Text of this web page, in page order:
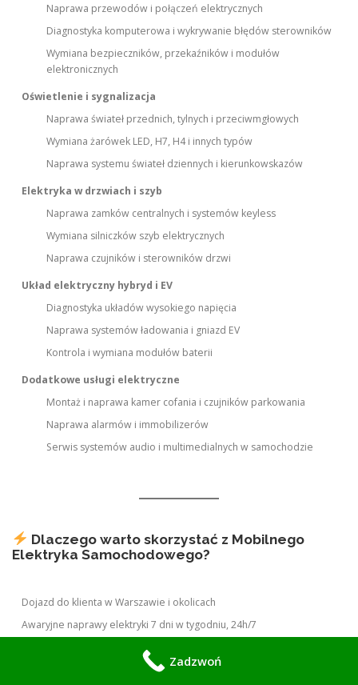
Naprawa przewodów i połączeń elektrycznych
Diagnostyka komputerowa i wykrywanie błędów sterowników
Wymiana bezpieczników, przekaźników i modułów
elektronicznych
Oświetlenie i sygnalizacja
Naprawa świateł przednich, tylnych i przeciwmgłowych
Wymiana żarówek LED, H7, H4 i innych typów
Naprawa systemu świateł dziennych i kierunkowskazów
Elektryka w drzwiach i szyb
Naprawa zamków centralnych i systemów keyless
Wymiana silniczków szyb elektrycznych
Naprawa czujników i sterowników drzwi
Układ elektryczny hybryd i EV
Diagnostyka układów wysokiego napięcia
Naprawa systemów ładowania i gniazd EV
Kontrola i wymiana modułów baterii
Dodatkowe usługi elektryczne
Montaż i naprawa kamer cofania i czujników parkowania
Naprawa alarmów i immobilizerów
Serwis systemów audio i multimedialnych w samochodzie
Dlaczego warto skorzystać z Mobilnego
Elektryka Samochodowego?
Dojazd do klienta w Warszawie i okolicach
Awaryjne naprawy elektryki 7 dni w tygodniu, 24h/7
Diagnostyka komputerowa bez konieczności wizyty w warsztacie
Profesjonalny sprzęt i oryginalne części
Zadzwoń